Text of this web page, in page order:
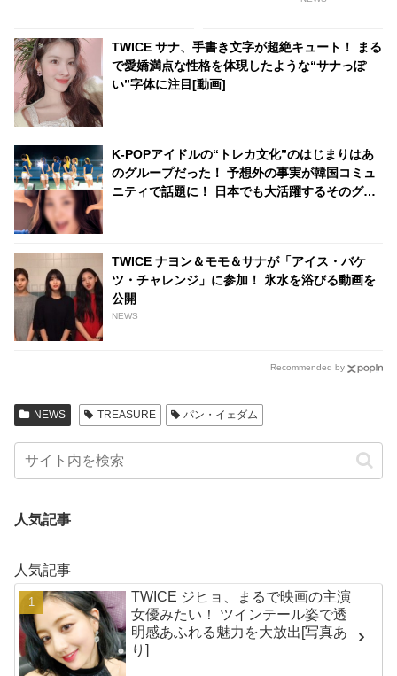
彼の絶望から生まれた歌」
TWICE サナ、手書き文字が超絶キュート！ まる
で愛嬌満点な性格を体現したような“サナっぽ
い”字体に注目[動画]
K-POPアイドルの“トレカ文化”のはじまりはあ
のグループだった！ 予想外の事実が韓国コミュ
ニティで話題に！ 日本でも大活躍するそのグル
TWICE ナヨン＆モモ＆サナが「アイス・バケ
ツ・チャレンジ」に参加！ 氷水を浴びる動画を
公開
NEWS
Recommended by
NEWS TREASURE パン・イェダム
人気記事
人気記事
TWICE ジヒョ、まるで映画の主演
女優みたい！ ツインテール姿で透
明感あふれる魅力を大放出[写真あ
り]